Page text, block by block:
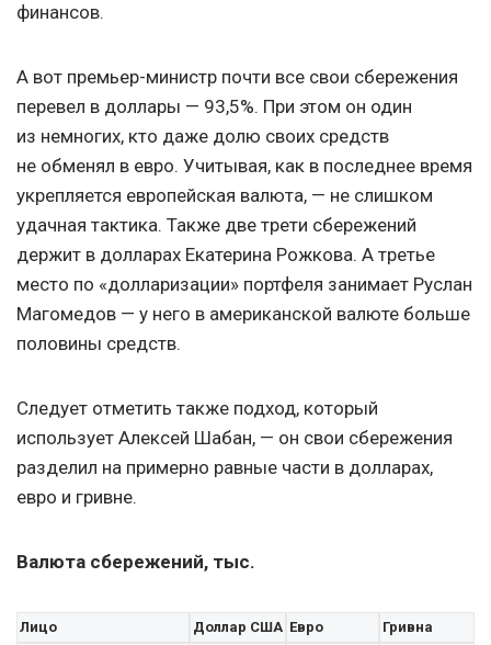
финансов.
А вот премьер-министр почти все свои сбережения
перевел в доллары — 93,5%. При этом он один
из немногих, кто даже долю своих средств
не обменял в евро. Учитывая, как в последнее время
укрепляется европейская валюта, — не слишком
удачная тактика. Также две трети сбережений
держит в долларах Екатерина Рожкова. А третье
место по «долларизации» портфеля занимает Руслан
Магомедов — у него в американской валюте больше
половины средств.
Следует отметить также подход, который
использует Алексей Шабан, — он свои сбережения
разделил на примерно равные части в долларах,
евро и гривне.
Валюта сбережений, тыс.
Лицо Доллар США Евро Гривна